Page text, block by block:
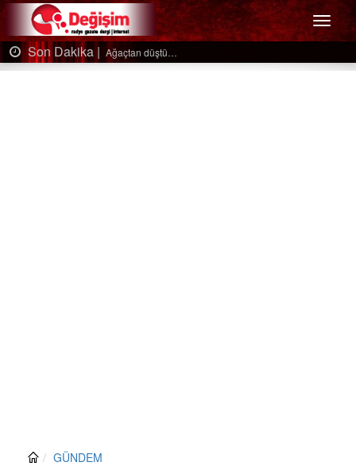
Menü
Son Dakika | Ağaçtan düştü…
GÜNDEM